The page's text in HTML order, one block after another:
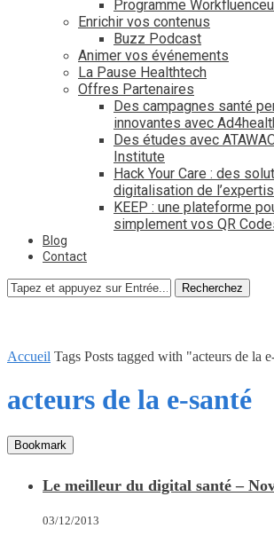
Programme
Enrichir vos contenus
Buzz Podcast
Animer vos événements
La Pause Healthtech
Offres Partenaires
Des campagnes santé
innovantes avec
Des études avec
Institute
Hack Your Care : des
digitalisation de
KEEP : une plateforme
simplement vos QR
Blog
Contact
Recherchez
Accueil Tags Posts tagged with "acteurs de la
acteurs de la e-santé
Bookmark
Le meilleur du digital santé –
03/12/2013